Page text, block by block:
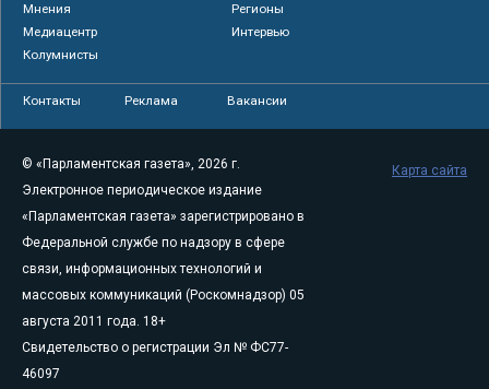
Мнения
Регионы
Медиацентр
Интервью
Колумнисты
Контакты Реклама Вакансии
© «Парламентская газета», 2026 г.
Электронное периодическое издание
«Парламентская газета» зарегистрировано в
Федеральной службе по надзору в сфере
связи, информационных технологий и
массовых коммуникаций (Роскомнадзор) 05
августа 2011 года. 18+
Свидетельство о регистрации Эл № ФС77-
46097
Карта сайта